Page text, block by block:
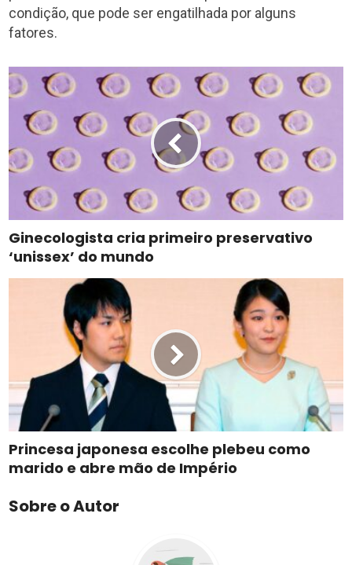
condição, que pode ser engatilhada por alguns
fatores.
Ginecologista cria primeiro preservativo
‘unissex’ do mundo
Princesa japonesa escolhe plebeu como
marido e abre mão de Império
Sobre o Autor